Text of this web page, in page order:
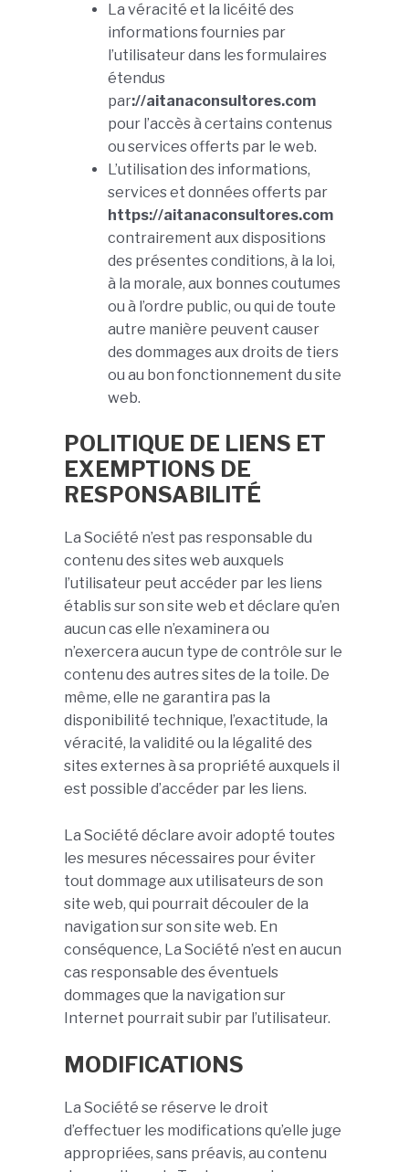
La véracité et la licéité des
informations fournies par
l’utilisateur dans les formulaires
étendus
par://aitanaconsultores.com
pour l’accès à certains contenus
ou services offerts par le web.
L’utilisation des informations,
services et données offerts par
https://aitanaconsultores.com
contrairement aux dispositions
des présentes conditions, à la loi,
à la morale, aux bonnes coutumes
ou à l’ordre public, ou qui de toute
autre manière peuvent causer
des dommages aux droits de tiers
ou au bon fonctionnement du site
web.
POLITIQUE DE LIENS ET
EXEMPTIONS DE
RESPONSABILITÉ
La Société n’est pas responsable du
contenu des sites web auxquels
l’utilisateur peut accéder par les liens
établis sur son site web et déclare qu’en
aucun cas elle n’examinera ou
n’exercera aucun type de contrôle sur le
contenu des autres sites de la toile. De
même, elle ne garantira pas la
disponibilité technique, l’exactitude, la
véracité, la validité ou la légalité des
sites externes à sa propriété auxquels il
est possible d’accéder par les liens.
La Société déclare avoir adopté toutes
les mesures nécessaires pour éviter
tout dommage aux utilisateurs de son
site web, qui pourrait découler de la
navigation sur son site web. En
conséquence, La Société n’est en aucun
cas responsable des éventuels
dommages que la navigation sur
Internet pourrait subir par l’utilisateur.
MODIFICATIONS
La Société se réserve le droit
d’effectuer les modifications qu’elle juge
appropriées, sans préavis, au contenu